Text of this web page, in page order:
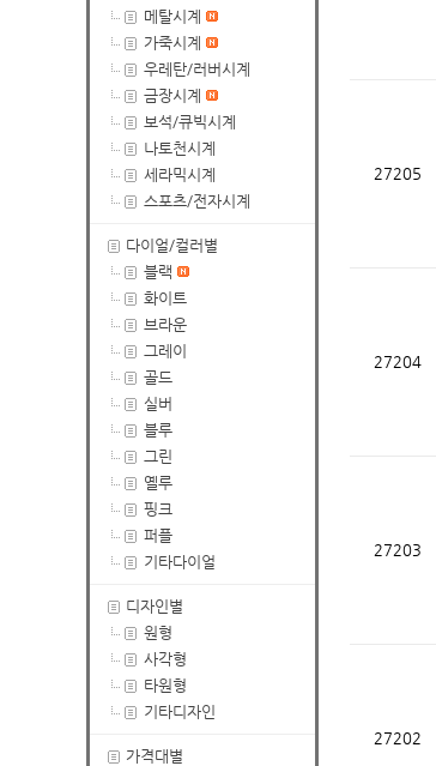
메탈시계
가죽시계
우레탄/러버시계
금장시계
보석/큐빅시계
나토천시계
세라믹시계
스포츠/전자시계
다이얼/컬러별
블랙
화이트
브라운
그레이
골드
실버
블루
그린
옐루
핑크
퍼플
기타다이얼
디자인별
원형
사각형
타원형
기타디자인
가격대별
27205
27204
27203
27202